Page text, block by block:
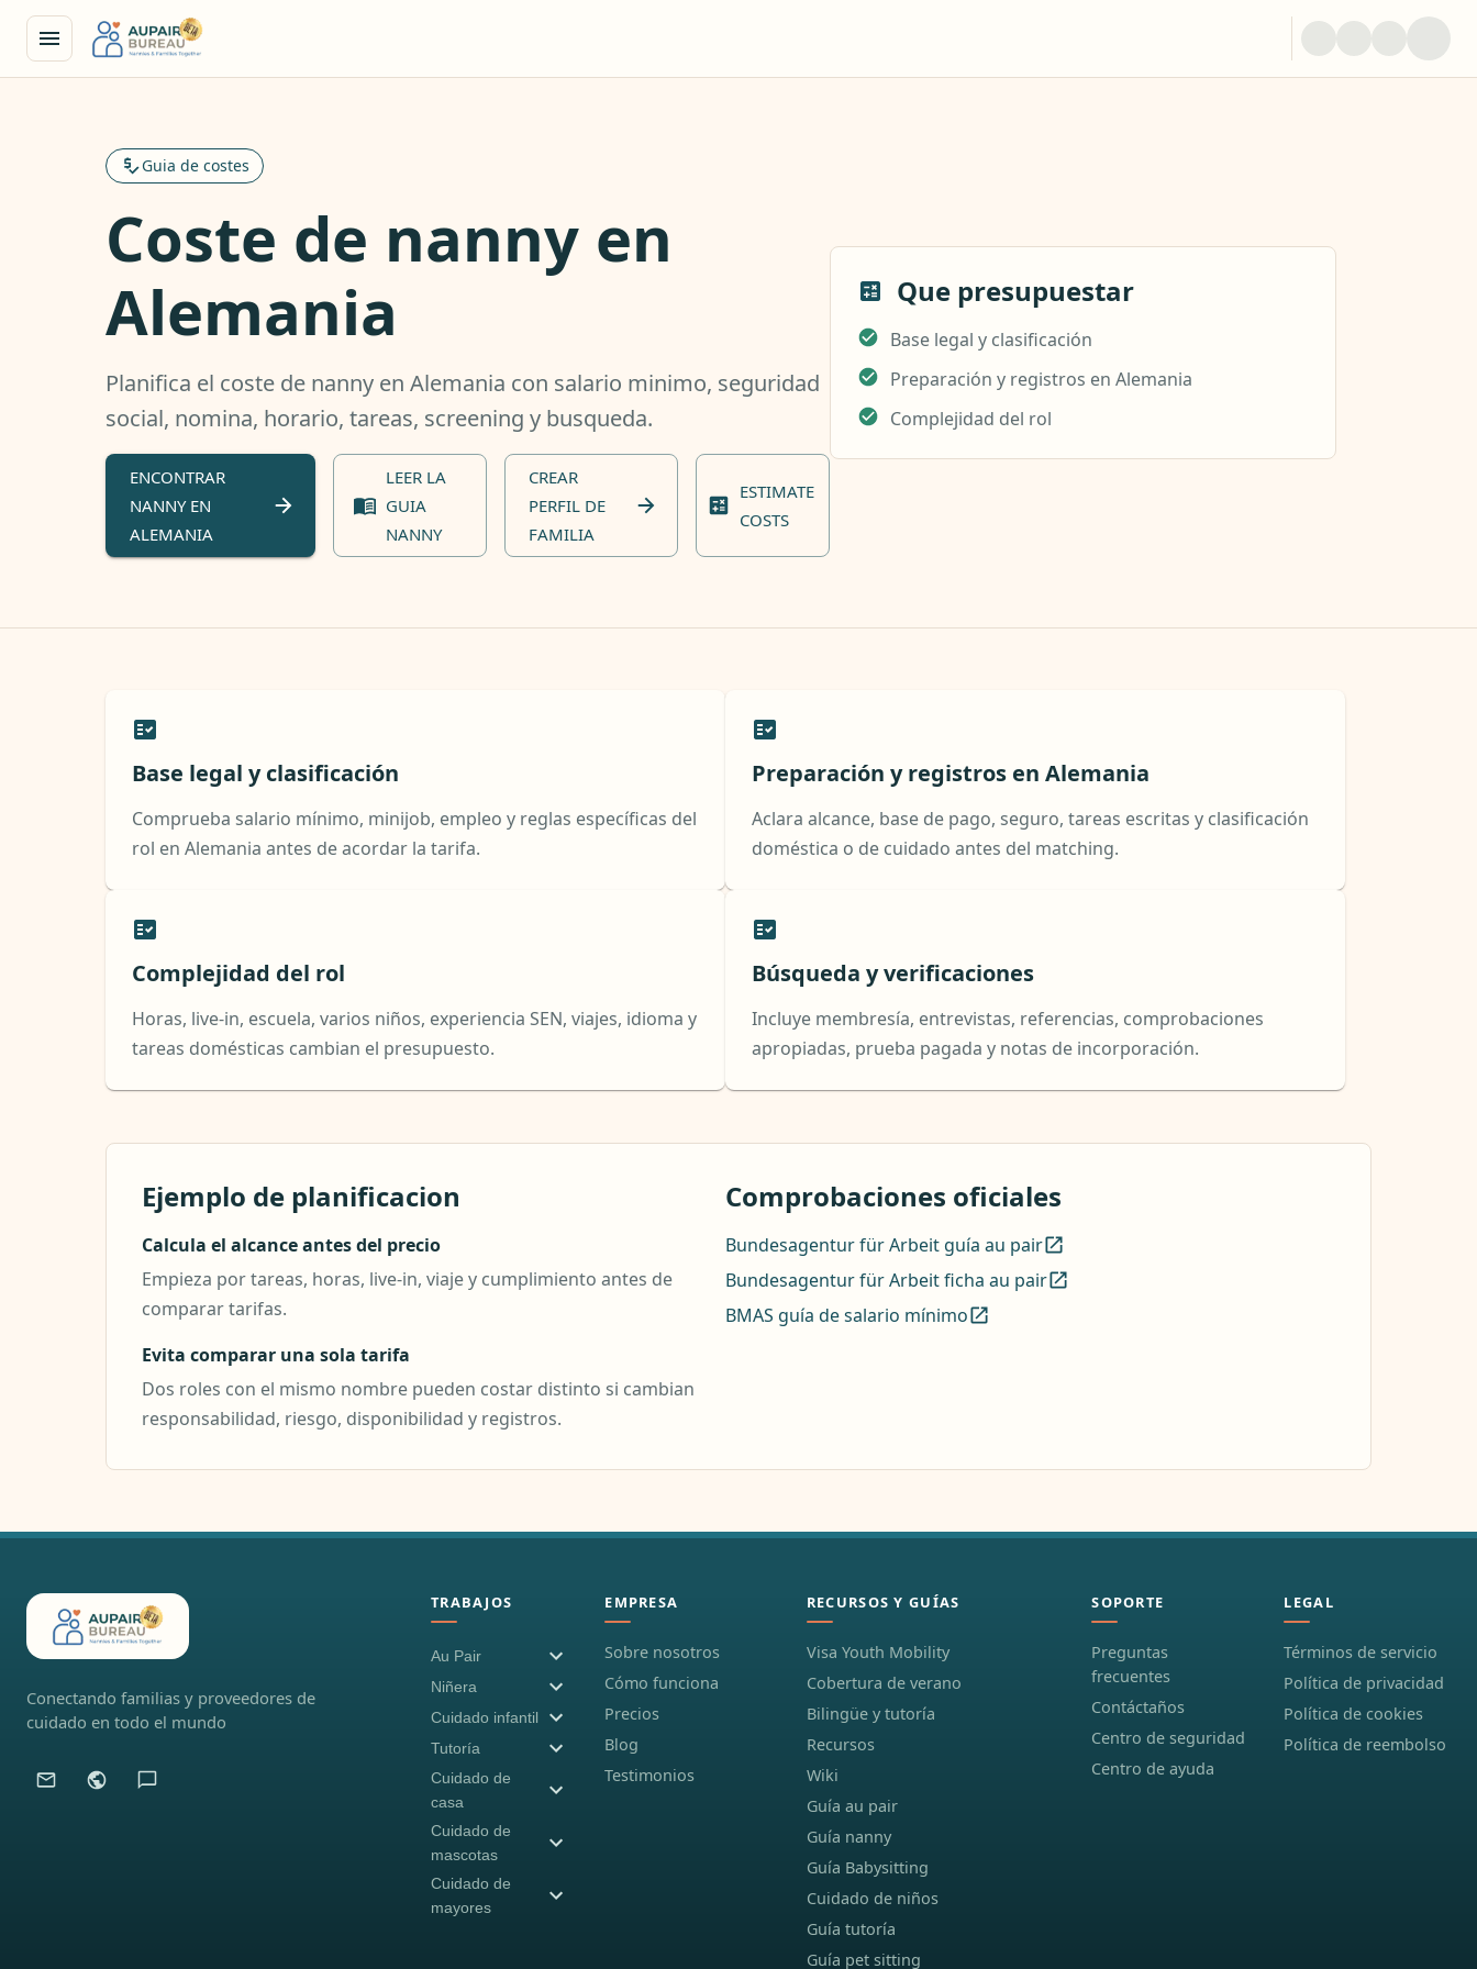
Guia de costes
Coste de nanny en
Alemania
Planifica el coste de nanny en Alemania con salario minimo, seguridad
social, nomina, horario, tareas, screening y busqueda.
ENCONTRAR
NANNY EN
ALEMANIA
LEER LA
GUIA
NANNY
CREAR
PERFIL DE
FAMILIA
ESTIMATE
COSTS
Que presupuestar
Base legal y clasificación
Preparación y registros en Alemania
Complejidad del rol
Base legal y clasificación
Comprueba salario mínimo, minijob, empleo y reglas específicas del
rol en Alemania antes de acordar la tarifa.
Preparación y registros en Alemania
Aclara alcance, base de pago, seguro, tareas escritas y clasificación
doméstica o de cuidado antes del matching.
Complejidad del rol
Horas, live-in, escuela, varios niños, experiencia SEN, viajes, idioma y
tareas domésticas cambian el presupuesto.
Búsqueda y verificaciones
Incluye membresía, entrevistas, referencias, comprobaciones
apropiadas, prueba pagada y notas de incorporación.
Ejemplo de planificacion
Calcula el alcance antes del precio
Empieza por tareas, horas, live-in, viaje y cumplimiento antes de
comparar tarifas.
Evita comparar una sola tarifa
Dos roles con el mismo nombre pueden costar distinto si cambian
responsabilidad, riesgo, disponibilidad y registros.
Comprobaciones oficiales
Bundesagentur für Arbeit guía au pair
Bundesagentur für Arbeit ficha au pair
BMAS guía de salario mínimo
Conectando familias y proveedores de
cuidado en todo el mundo
TRABAJOS
Au Pair
Niñera
Cuidado infantil
Tutoría
Cuidado de
casa
Cuidado de
mascotas
Cuidado de
mayores
EMPRESA
Sobre nosotros
Cómo funciona
Precios
Blog
Testimonios
RECURSOS Y GUÍAS
Visa Youth Mobility
Cobertura de verano
Bilingüe y tutoría
Recursos
Wiki
Guía au pair
Guía nanny
Guía Babysitting
Cuidado de niños
Guía tutoría
Guía pet sitting
SOPORTE
Preguntas
frecuentes
Contáctaños
Centro de seguridad
Centro de ayuda
LEGAL
Términos de servicio
Política de privacidad
Política de cookies
Política de reembolso